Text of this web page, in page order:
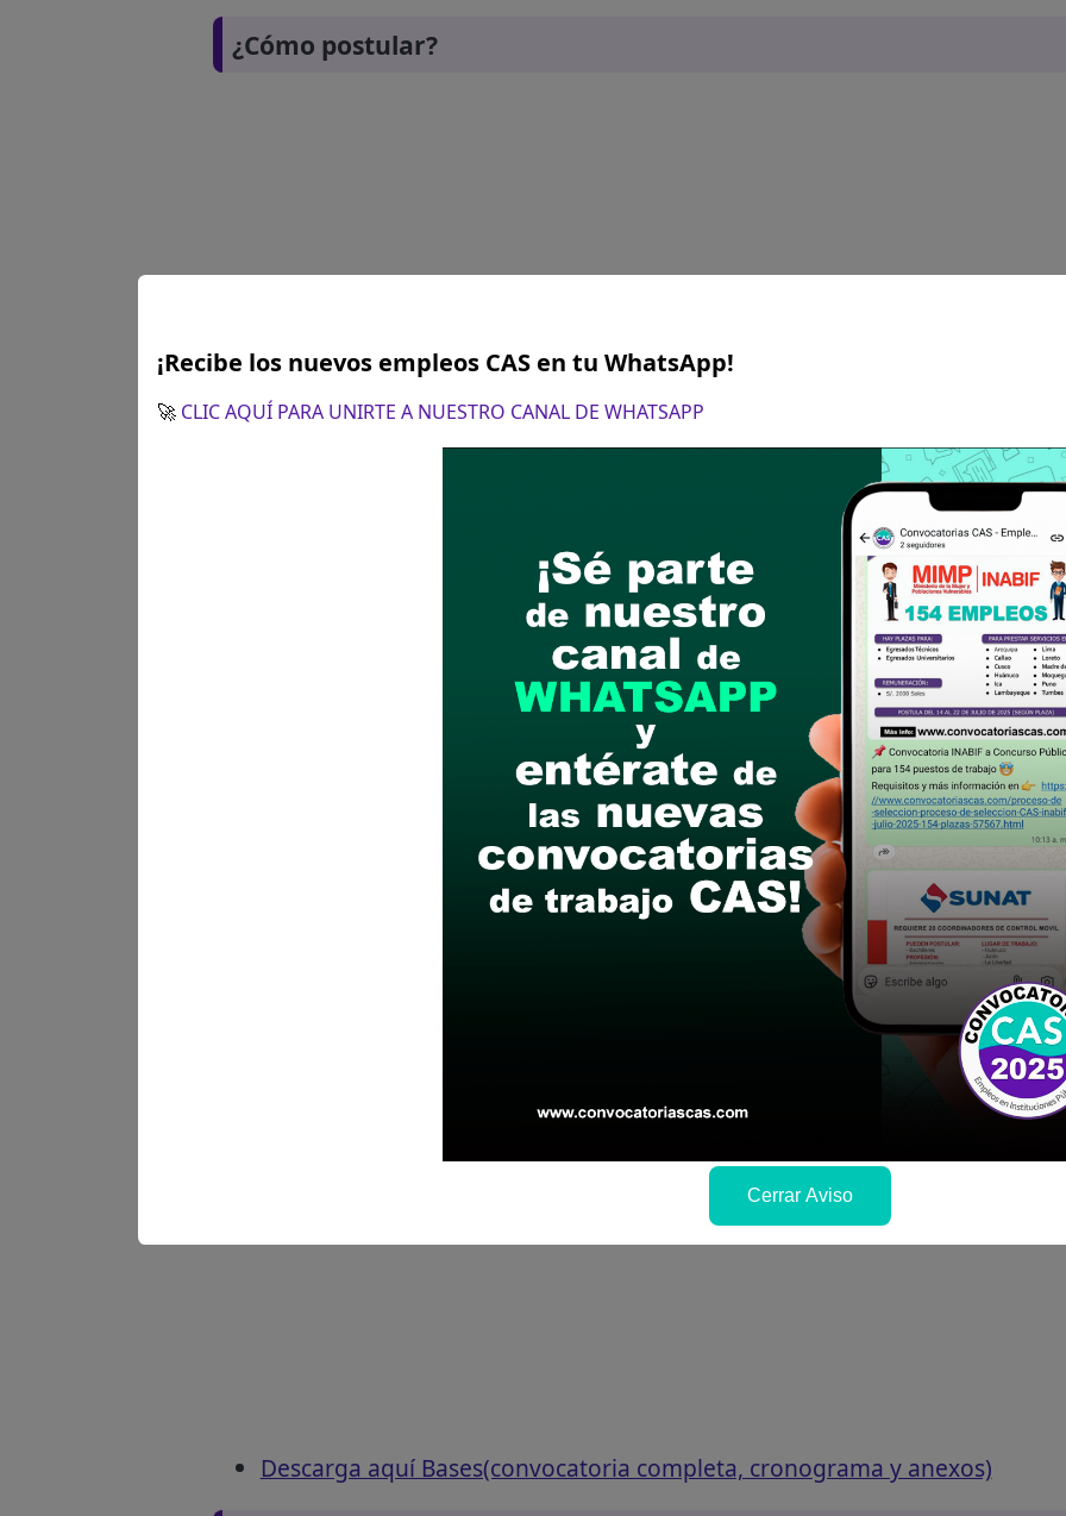
¿Cómo postular?
Hasta el 17 de julio del 2023
- Presentación de expediente: Mesa de Partes UNJBG (UTD) Av. Miraflores S/N
Horario de atención 08:00 a 15:00 horas
- Se comunica a los postulantes que se ha habilitado un aplicativo para el
postulantes para los cual deberán de registrar sus datos en el siguiente link:
Es necesario precisar, que dicha información permitirá tener un consolidado
Departamento Académico y Facultad) y agilizar el registro de los contratos de
Recomendaciones para postular
Descarga y revisa a detalle las bases del concurso público
Antes de postular, verifica si cumples con los requisitos para el puesto
Prepara tu documentación y presentalo en la fechas y por los medios que
Revisar el cronograma para conocer cuando se publicará los resultados
Descarga aquí Bases(convocatoria completa, cronograma y anexos)
¡Recibe los nuevos empleos CAS en tu WhatsApp!
🚀 CLIC AQUÍ PARA UNIRTE A NUESTRO CANAL DE WHATSAPP
Cerrar Aviso